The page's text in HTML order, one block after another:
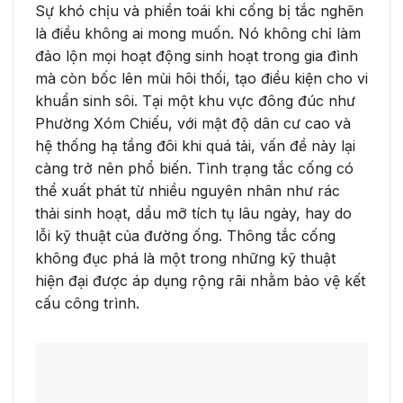
Sự khó chịu và phiền toái khi cống bị tắc nghẽn
là điều không ai mong muốn. Nó không chỉ làm
đảo lộn mọi hoạt động sinh hoạt trong gia đình
mà còn bốc lên mùi hôi thối, tạo điều kiện cho vi
khuẩn sinh sôi. Tại một khu vực đông đúc như
Phường Xóm Chiếu, với mật độ dân cư cao và
hệ thống hạ tầng đôi khi quá tải, vấn đề này lại
càng trở nên phổ biến. Tình trạng tắc cống có
thể xuất phát từ nhiều nguyên nhân như rác
thải sinh hoạt, dầu mỡ tích tụ lâu ngày, hay do
lỗi kỹ thuật của đường ống. Thông tắc cống
không đục phá là một trong những kỹ thuật
hiện đại được áp dụng rộng rãi nhằm bảo vệ kết
cấu công trình.